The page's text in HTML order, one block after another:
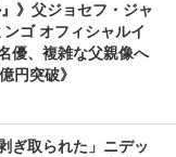
》父ジョセフ・ジャ
ゴ オフィシャルイ
優、複雑な父親像へ
円突破》
ぎ取られた」ニデッ